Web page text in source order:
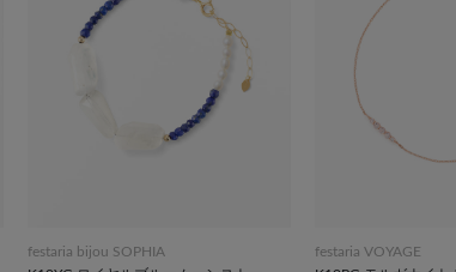
festaria bijou SOPHIA
festaria VOYAGE